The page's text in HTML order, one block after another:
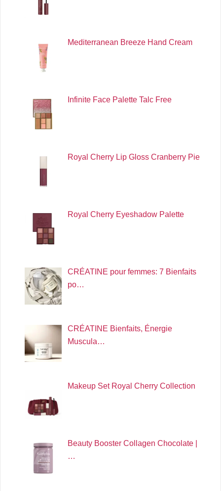
Mediterranean Breeze Hand Cream
Infinite Face Palette Talc Free
Royal Cherry Lip Gloss Cranberry Pie
Royal Cherry Eyeshadow Palette
CRÉATINE pour femmes: 7 Bienfaits
po…
CRÉATINE Bienfaits, Énergie
Muscula…
Makeup Set Royal Cherry Collection
Beauty Booster Collagen Chocolate |
…